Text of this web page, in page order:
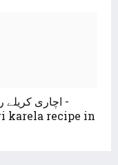
اچاری کریلے
karela recipe in